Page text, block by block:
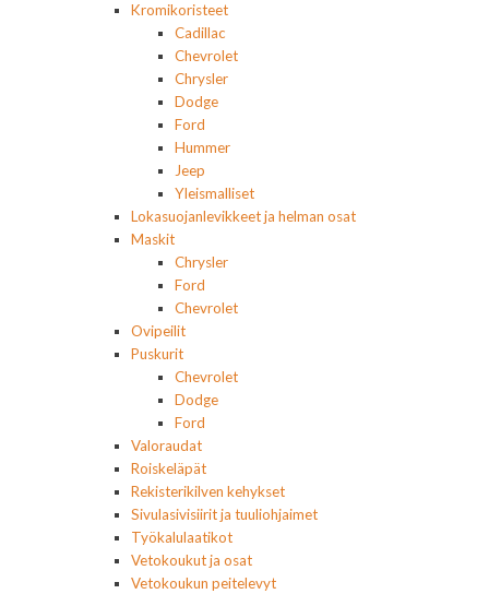
Kromikoristeet
Cadillac
Chevrolet
Chrysler
Dodge
Ford
Hummer
Jeep
Yleismalliset
Lokasuojanlevikkeet ja helman osat
Maskit
Chrysler
Ford
Chevrolet
Ovipeilit
Puskurit
Chevrolet
Dodge
Ford
Valoraudat
Roiskeläpät
Rekisterikilven kehykset
Sivulasivisiirit ja tuuliohjaimet
Työkalulaatikot
Vetokoukut ja osat
Vetokoukun peitelevyt